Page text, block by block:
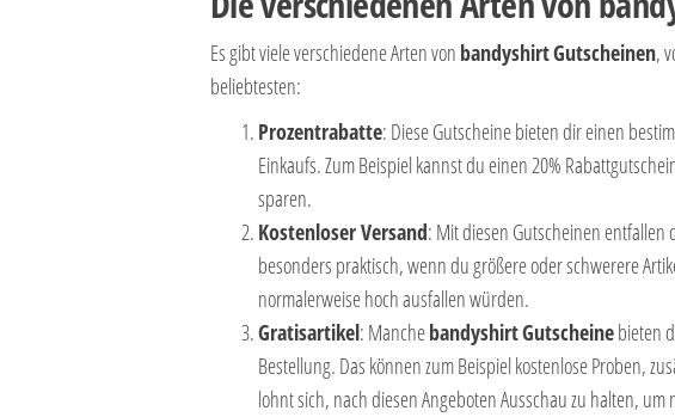
Es gibt viele verschiedene Arten von bandyshirtGutscheinen,
beliebtesten:
Prozentrabatte: Diese Gutscheine bieten dir einen
Einkaufs. Zum Beispiel kannst du einen 20%
sparen.
Kostenloser Versand: Mit diesen Gutscheinen entfallen
besonders praktisch, wenn du größere oder schwerere
normalerweise hoch ausfallen würden.
Gratisartikel: ManchebandyshirtGutscheinebieten
Bestellung. Das können zum Beispiel kostenlose Proben,
lohnt sich, nach diesen Angeboten Ausschau zu halten,